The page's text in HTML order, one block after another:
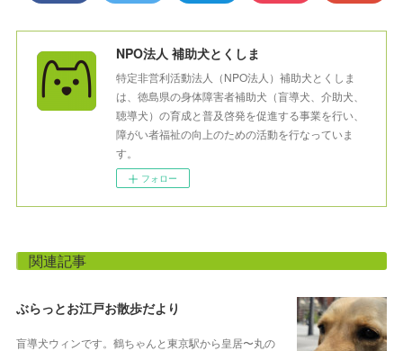
NPO法人 補助犬とくしま
特定非営利活動法人（NPO法人）補助犬とくしま
は、徳島県の身体障害者補助犬（盲導犬、介助犬、
聴導犬）の育成と普及啓発を促進する事業を行い、
障がい者福祉の向上のための活動を行なっていま
す。
フォロー
関連記事
ぶらっとお江戸お散歩だより
盲導犬ウィンです。鶴ちゃんと東京駅から皇居〜丸の